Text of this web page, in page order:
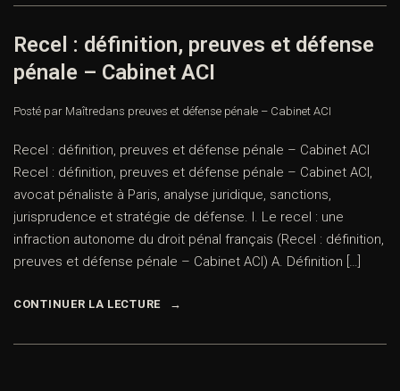
Recel : définition, preuves et défense
pénale – Cabinet ACI
Posté par Maîtredans preuves et défense pénale – Cabinet ACI
Recel : définition, preuves et défense pénale – Cabinet ACI
Recel : définition, preuves et défense pénale – Cabinet ACI,
avocat pénaliste à Paris, analyse juridique, sanctions,
jurisprudence et stratégie de défense. I. Le recel : une
infraction autonome du droit pénal français (Recel : définition,
preuves et défense pénale – Cabinet ACI) A. Définition […]
CONTINUER LA LECTURE